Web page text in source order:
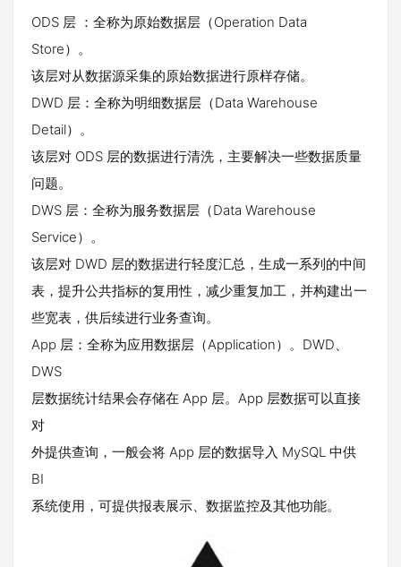
ODS 层 ：全称为原始数据层（Operation Data
Store）。
该层对从数据源采集的原始数据进行原样存储。
DWD 层：全称为明细数据层（Data Warehouse
Detail）。
该层对 ODS 层的数据进行清洗，主要解决一些数据质量
问题。
DWS 层：全称为服务数据层（Data Warehouse
Service）。
该层对 DWD 层的数据进行轻度汇总，生成一系列的中间
表，提升公共指标的复用性，减少重复加工，并构建出一
些宽表，供后续进行业务查询。
App 层：全称为应用数据层（Application）。DWD、
DWS
层数据统计结果会存储在 App 层。App 层数据可以直接
对
外提供查询，一般会将 App 层的数据导入 MySQL 中供
BI
系统使用，可提供报表展示、数据监控及其他功能。